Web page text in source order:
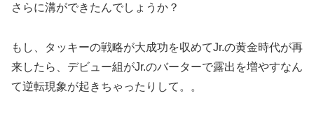
さらに溝ができたんでしょうか？
もし、タッキーの戦略が大成功を収めてJr.の黄金時代が再
来したら、デビュー組がJr.のバーターで露出を増やすなん
て逆転現象が起きちゃったりして。。